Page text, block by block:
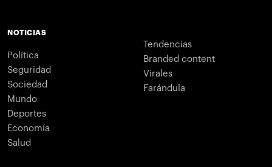
NOTICIAS
Política
Seguridad
Sociedad
Mundo
Deportes
Economía
Salud
Tendencias
Branded content
Virales
Farándula